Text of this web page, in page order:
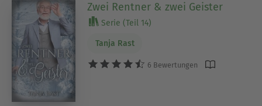
Zwei Rentner & zwei Geister
Serie (Teil 14)
Tanja Rast
6 Bewertungen